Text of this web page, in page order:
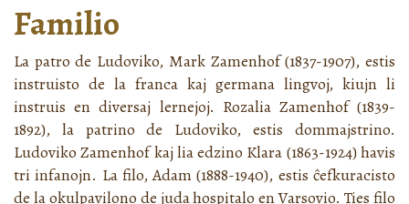
Familio
La patro de Ludoviko, Mark Zamenhof (1837-1907), estis
instruisto de la franca kaj germana lingvoj, kiujn li
instruis en diversaj lernejoj. Rozalia Zamenhof (1839-
1892), la patrino de Ludoviko, estis dommajstrino.
Ludoviko Zamenhof kaj lia edzino Klara (1863-1924) havis
tri infanojn. La filo, Adam (1888-1940), estis ĉefkuracisto
de la okulpavilono de juda hospitalo en Varsovio. Ties filo